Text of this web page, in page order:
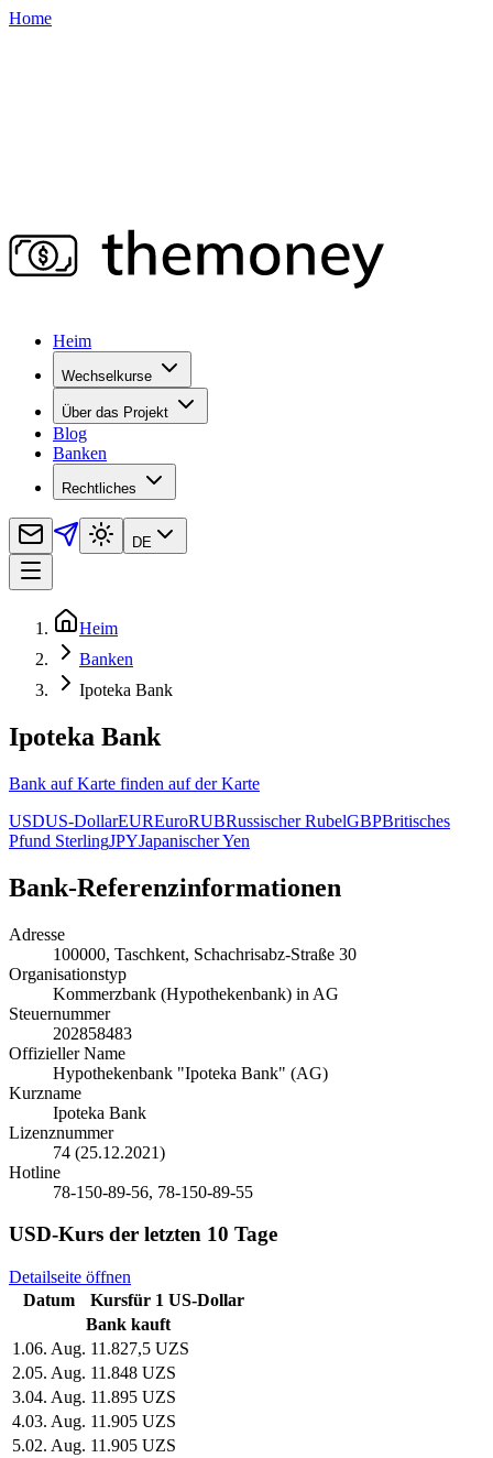
Home
Heim
Wechselkurse
Über das Projekt
Blog
Banken
Rechtliches
DE
Heim
Banken
Ipoteka Bank
Ipoteka Bank
Bank auf Karte finden auf der Karte
USDUS-DollarEUREuroRUBRussischer RubelGBPBritisches
Pfund SterlingJPYJapanischer Yen
Bank-Referenzinformationen
Adresse
100000, Taschkent, Schachrisabz-Straße 30
Organisationstyp
Kommerzbank (Hypothekenbank) in AG
Steuernummer
202858483
Offizieller Name
Hypothekenbank "Ipoteka Bank" (AG)
Kurzname
Ipoteka Bank
Lizenznummer
74 (25.12.2021)
Hotline
78-150-89-56, 78-150-89-55
USD-Kurs der letzten 10 Tage
Detailseite öffnen
Datum
Kursfür 1 US-Dollar
Bank kauft
1 .06. Aug. 11.827,5 UZS
2.05. Aug. 11.848 UZS
3.04. Aug. 11.895 UZS
4.03. Aug. 11.905 UZS
5.02. Aug. 11.905 UZS